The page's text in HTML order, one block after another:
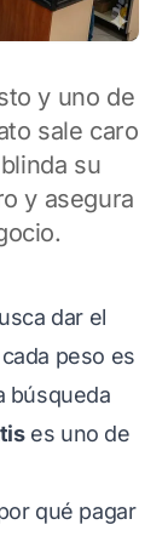
y uno de
sale caro
su
y asegura
dar el
peso es
búsqueda
es uno de
qué pagar